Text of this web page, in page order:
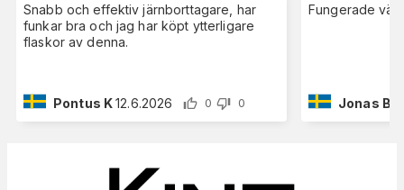
Snabb och effektiv järnborttagare, har
funkar bra och jag har köpt ytterligare
flaskor av denna.
Pontus K12.6.2026 0 0
Fungerade
Jonas B